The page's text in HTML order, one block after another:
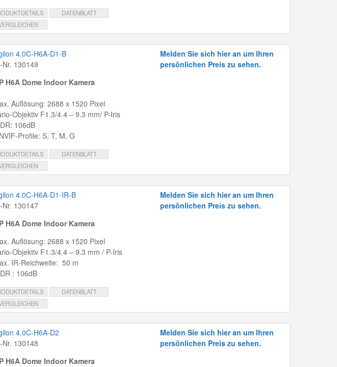
DATENBLATT
4.0C-H6A-D1-B
Nr. 130149
H6A Dome Indoor Kamera
Auflösung: 2688 x 1520 Pixel
Objektiv F1.3/4.4 – 9.3 mm/ P-Iris
106dB
Profile: S, T, M, G
DATENBLATT
Melden Sie sich hier an um Ihren
persönlichen Preis zu sehen.
4.0C-H6A-D1-IR-B
Nr. 130147
H6A Dome Indoor Kamera
Auflösung: 2688 x 1520 Pixel
Objektiv F1.3/4.4 – 9.3 mm / P-Iris
IR-Reichweite: 50 m
: 106dB
DATENBLATT
Melden Sie sich hier an um Ihren
persönlichen Preis zu sehen.
4.0C-H6A-D2
Nr. 130148
H6A Dome Indoor Kamera
Melden Sie sich hier an um Ihren
persönlichen Preis zu sehen.